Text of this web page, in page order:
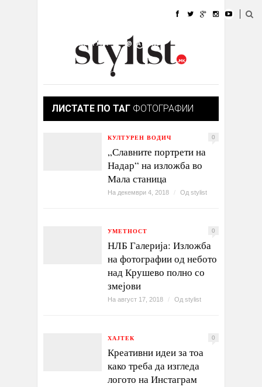
УБАВИНА
КУЛТУРА @РАБОТА
ИЗЛОГ
ЛИСТАТЕ ПО ТАГ ФОТОГРАФИИ
КУЛТУРЕН ВОДИЧ 0
„Славните портрети на
Надар“ на изложба во
Мала станица
На декември 4, 2018 / Од stylist
УМЕТНОСТ 0
НЛБ Галерија: Изложба
на фотографии од небото
над Крушево полно со
змејови
На август 17, 2018 / Од stylist
ХАЈТЕК 0
Креативни идеи за тоа
како треба да изгледа
логото на Инстаграм